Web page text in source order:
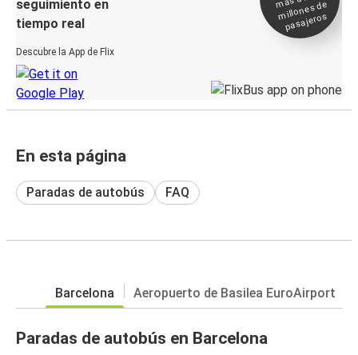
seguimiento en
tiempo real
Descubre la App de Flix
millones de
pasajeros
En esta página
Paradas de autobús FAQ
Barcelona Aeropuerto de Basilea EuroAirport
Paradas de autobús en Barcelona